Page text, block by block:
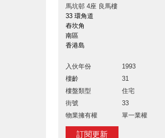
馬坑邨 4座 良馬樓
33 環角道
舂坎角
南區
香港島
入伙年份
1993
樓齡
31
樓盤類型
住宅
街號
33
物業擁有權
單一業權
訂閱更新